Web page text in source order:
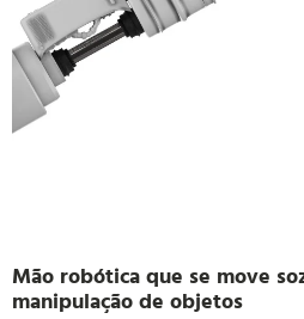
Mão robótica que se move
manipulação de objetos